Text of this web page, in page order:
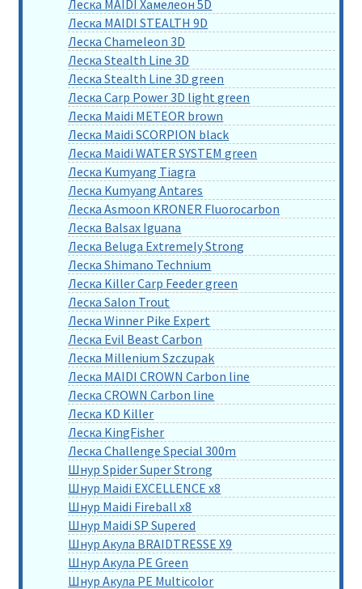
Леска MAIDI Хамелеон 5D
Леска MAIDI STEALTH 9D
Леска Chameleon 3D
Леска Stealth Line 3D
Леска Stealth Line 3D green
Леска Carp Power 3D light green
Леска Maidi METEOR brown
Леска Maidi SCORPION black
Леска Maidi WATER SYSTEM green
Леска Kumyang Tiagra
Леска Kumyang Antares
Леска Asmoon KRONER Fluorocarbon
Леска Balsax Iguana
Леска Beluga Extremely Strong
Леска Shimano Technium
Леска Killer Carp Feeder green
Леска Salon Trout
Леска Winner Pike Expert
Леска Evil Beast Carbon
Леска Millenium Szczupak
Леска MAIDI CROWN Carbon line
Леска CROWN Carbon line
Леска KD Killer
Леска KingFisher
Леска Challenge Special 300m
Шнур Spider Super Strong
Шнур Maidi EXCELLENCE x8
Шнур Maidi Fireball x8
Шнур Maidi SP Supered
Шнур Акула BRAIDTRESSE X9
Шнур Акула PE Green
Шнур Акула PE Multicolor